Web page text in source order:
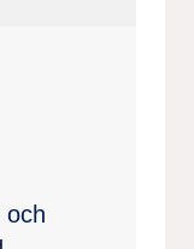
och